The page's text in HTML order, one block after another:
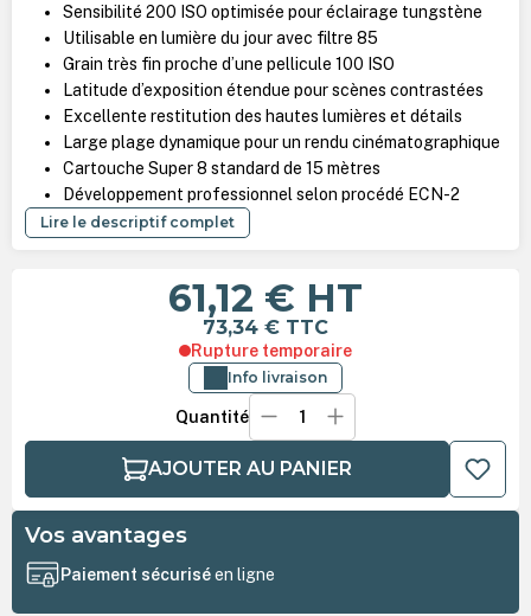
Sensibilité 200 ISO optimisée pour éclairage tungstène
Utilisable en lumière du jour avec filtre 85
Grain très fin proche d’une pellicule 100 ISO
Latitude d’exposition étendue pour scènes contrastées
Excellente restitution des hautes lumières et détails
Large plage dynamique pour un rendu cinématographique
Cartouche Super 8 standard de 15 mètres
Développement professionnel selon procédé ECN-2
Lire le descriptif complet
61,12 € HT
73,34 € TTC
Rupture temporaire
Info livraison
Quantité
AJOUTER AU PANIER
Vos avantages
Paiement sécuriséen ligne